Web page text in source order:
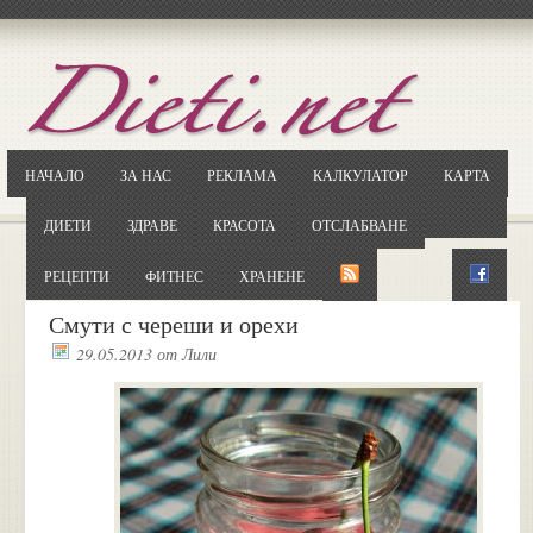
НАЧАЛО ЗА НАС РЕКЛАМА КАЛКУЛАТОР КАРТА
ДИЕТИ ЗДРАВЕ КРАСОТА ОТСЛАБВАНЕ
РЕЦЕПТИ ФИТНЕС ХРАНЕНЕ
Смути с череши и орехи
29.05.2013 отЛили
ОтворетеGoogle.bg
Потърсете "Cloxy"
Кликнете на първия резултат
... и я въведете в полето: